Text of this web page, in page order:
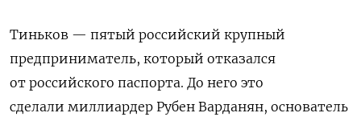
Тиньков — пятый российский крупный
предприниматель, который отказался
от российского паспорта. До него это
сделали миллиардер Рубен Варданян, основатель